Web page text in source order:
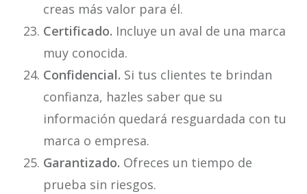
creas más valor para él.
Certificado. Incluye un aval de una marca
muy conocida.
Confidencial. Si tus clientes te brindan
confianza, hazles saber que su
información quedará resguardada con tu
marca o empresa.
Garantizado. Ofreces un tiempo de
prueba sin riesgos.